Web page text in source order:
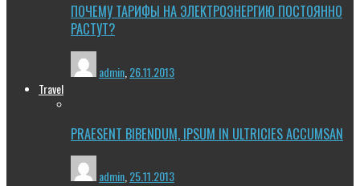
ПОЧЕМУ ТАРИФЫ НА ЭЛЕКТРОЭНЕРГИЮ ПОСТОЯННО
РАСТУТ?
admin 26.11.2013
Travel
PRAESENT BIBENDUM, IPSUM IN ULTRICIES ACCUMSAN
admin,25.11.2013